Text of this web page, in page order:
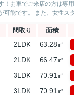
お車でご来店の方は専
可能です。 また、女性ス
間取り 面積
2LDK 63.28㎡
2LDK 66.47㎡
3LDK 70.91㎡
3LDK 70.91㎡